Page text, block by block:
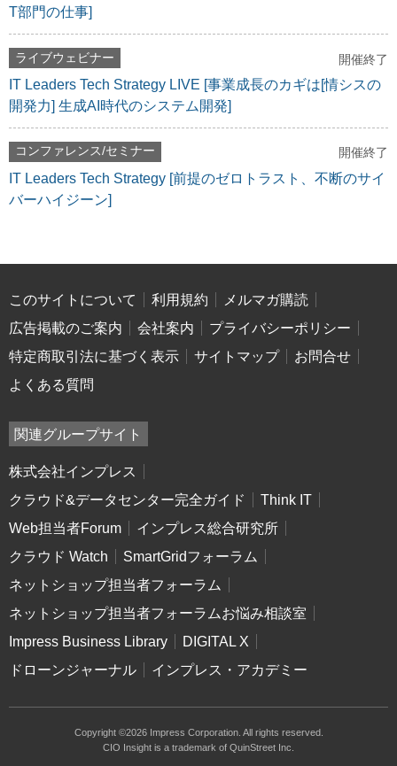
T部門の仕事]
ライブウェビナー 開催終了
IT Leaders Tech Strategy LIVE [事業成長のカギは[情シスの
開発力] 生成AI時代のシステム開発]
コンファレンス/セミナー 開催終了
IT Leaders Tech Strategy [前提のゼロトラスト、不断のサイ
バーハイジーン]
このサイトについて 利用規約
メルマガ購読
広告掲載のご案内
会社案内
プライバシーポリシー
特定商取引法に基づく表示
サイトマップ
お問合せ
よくある質問
関連グループサイト
株式会社インプレス
クラウド&データセンター完全ガイド
Think IT
Web担当者Forum
インプレス総合研究所
クラウド Watch
SmartGridフォーラム
ネットショップ担当者フォーラム
ネットショップ担当者フォーラムお悩み相談室
Impress Business Library
DIGITAL X
ドローンジャーナル
インプレス・アカデミー
Copyright ©2026 Impress Corporation. All rights reserved.
CIO Insight is a trademark of QuinStreet Inc.